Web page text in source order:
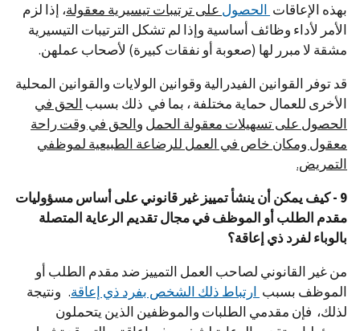
بهذه الإعاقات الحصول على ترتيبات تيسيرية معقولة، إذا لزم
الأمر لأداء وظائف أساسية وإذا لم تشكل الترتيبات التيسيرية
مشقة لا مبرر لها (صعوبة أو نفقات كبيرة) لأصحاب عملهن.
قد توفر القوانين الفيدرالية وقوانين الولايات والقوانين المحلية
الأخرى للعمال حماية مختلفة ، بما في ذلك بسبب الحق في
الحصول على تسهيلات معقولة الحمل والحق في وقت راحة
معقول ومكان خاص في العمل للرضاعة الطبيعية لموظفي
التمريض.
9 - كيف يمكن أن ينشأ تمييز غير قانوني على أساس مسؤوليات
مقدم الطلب أو الموظف في مجال تقديم الرعاية المتصلة
بالوباء لفرد ذي إعاقة؟
من غير القانوني لصاحب العمل التمييز ضد مقدم الطلب أو
الموظف بسبب ارتباط ذلك الشخص بفرد ذي إعاقة. ونتيجة
لذلك، فإن مقدمي الطلبات والموظفين الذين يتحملون